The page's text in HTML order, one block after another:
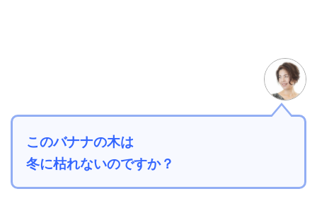
このバナナの木は
冬に枯れないのですか？